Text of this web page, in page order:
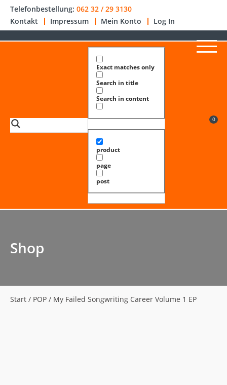
Telefonbestellung: 062 32 / 29 3130
Kontakt
Impressum Mein Konto Log In
Exact matches only
Search in title
Search in content
product
page
post
0
Shop
Start / POP / My Failed Songwriting Career Volume 1 EP